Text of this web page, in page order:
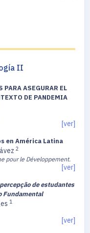
II
ASEGURAR EL
DE PANDEMIA
[ver]
en América Latina
2
pour le Développement.
[ver]
de estudantes
Fundamental
1
[ver]